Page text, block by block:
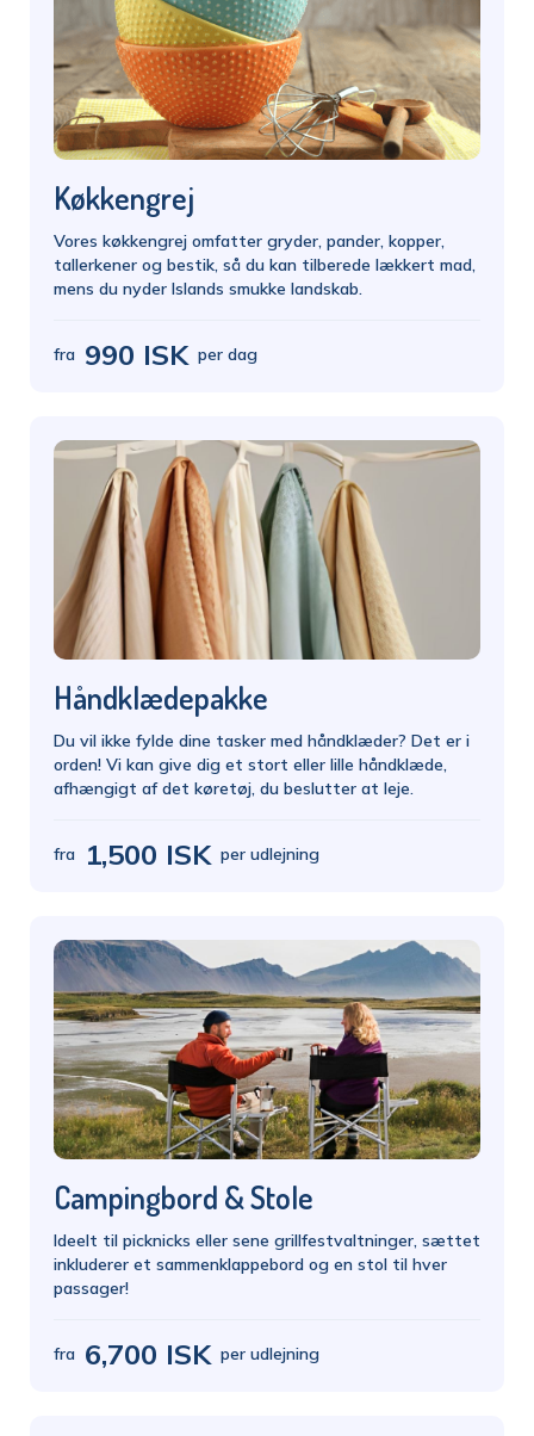
Køkkengrej
Vores køkkengrej omfatter gryder, pander, kopper,
tallerkener og bestik, så du kan tilberede lækkert mad,
mens du nyder Islands smukke landskab.
fra 990 ISK per dag
Håndklædepakke
Du vil ikke fylde dine tasker med håndklæder? Det er i
orden! Vi kan give dig et stort eller lille håndklæde,
afhængigt af det køretøj, du beslutter at leje.
fra 1,500 ISK per udlejning
Campingbord & Stole
Ideelt til picknicks eller sene grillfestvaltninger, sættet
inkluderer et sammenklappebord og en stol til hver
passager!
fra 6,700 ISK per udlejning